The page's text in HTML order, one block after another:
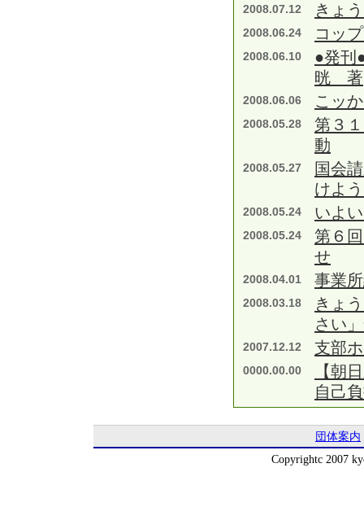
2008.07.12 きょ
2008.06.24 コッ
2008.06.10
●発刊
晄 著
2008.06.06 こッ
2008.05.28
第３
動
2008.05.27
国会
けよ
2008.05.24 いよ
2008.05.24
第６
せ
2008.04.01 事業
2008.03.18
きょ
さい
2007.12.12 支部
0000.00.00
【朝
自己
団体案内
Copyrightc 2007